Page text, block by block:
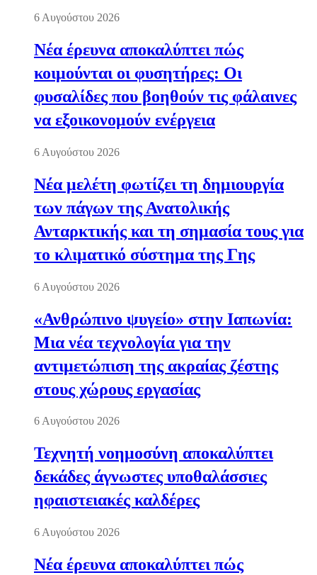
6 Αυγούστου 2026
Νέα έρευνα αποκαλύπτει πώς
κοιμούνται οι φυσητήρες: Οι
φυσαλίδες που βοηθούν τις φάλαινες
να εξοικονομούν ενέργεια
6 Αυγούστου 2026
Νέα μελέτη φωτίζει τη δημιουργία
των πάγων της Ανατολικής
Ανταρκτικής και τη σημασία τους για
το κλιματικό σύστημα της Γης
6 Αυγούστου 2026
«Ανθρώπινο ψυγείο» στην Ιαπωνία:
Μια νέα τεχνολογία για την
αντιμετώπιση της ακραίας ζέστης
στους χώρους εργασίας
6 Αυγούστου 2026
Τεχνητή νοημοσύνη αποκαλύπτει
δεκάδες άγνωστες υποθαλάσσιες
ηφαιστειακές καλδέρες
6 Αυγούστου 2026
Νέα έρευνα αποκαλύπτει πώς